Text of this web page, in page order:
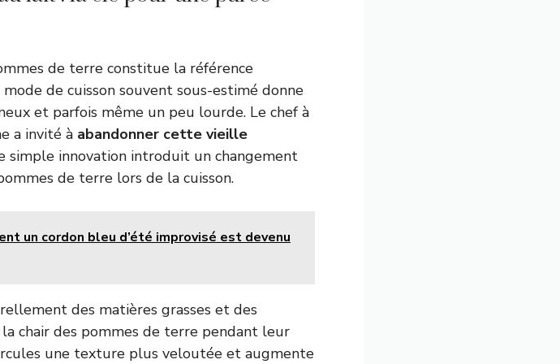
de terre constitue la référence
de cuisson souvent sous-estimé donne
et parfois même un peu lourde. Le chef à
a invité à abandonner cette vieille
simple innovation introduit un changement
de terre lors de la cuisson.
un cordon bleu d’été improvisé est devenu
des matières grasses et des
chair des pommes de terre pendant leur
une texture plus veloutée et augmente